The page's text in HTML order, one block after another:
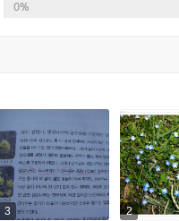
은 책의 목록을 두고 고심
있는 글은 책을 읽는 재미를
은 그 이름을 알고 불러주
나게 하는 책으로서 많은
0%
3 2